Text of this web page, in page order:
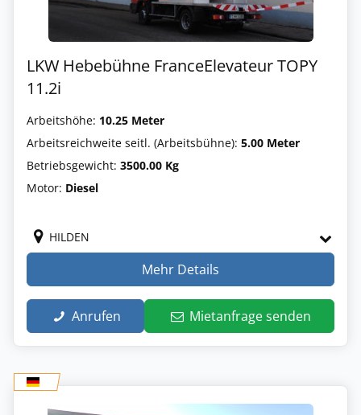
LKW Hebebühne FranceElevateur TOPY
11.2i
Arbeitshöhe: 10.25 Meter
Arbeitsreichweite seitl. (Arbeitsbühne): 5.00 Meter
Betriebsgewicht: 3500.00 Kg
Motor: Diesel
HILDEN
Mehr Details
Anrufen Mietanfrage senden